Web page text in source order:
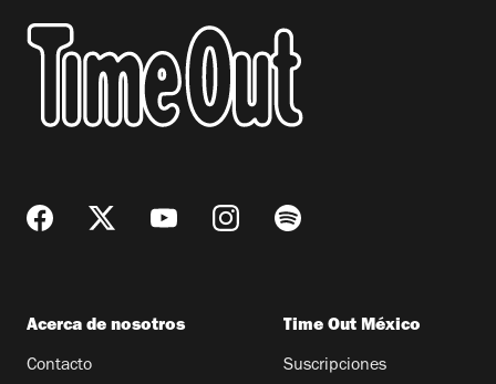
Acerca de nosotros
Contacto
Time Out México
Suscripciones